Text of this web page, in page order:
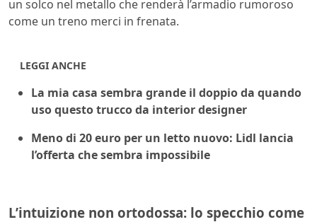
un solco nel metallo che renderà l’armadio rumoroso
come un treno merci in frenata.
LEGGI ANCHE
La mia casa sembra grande il doppio da quando
uso questo trucco da interior designer
Meno di 20 euro per un letto nuovo: Lidl lancia
l’offerta che sembra impossibile
L’intuizione non ortodossa: lo specchio come